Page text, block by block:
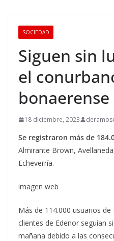
SOCIEDAD
Siguen sin
el
bonaerense
18 diciembre, 2023
Se registraron más de
Almirante Brown,
Echeverría.
imagen web
Más de 114.000 usuarios de
clientes de Edenor seguían
mañana debido a las